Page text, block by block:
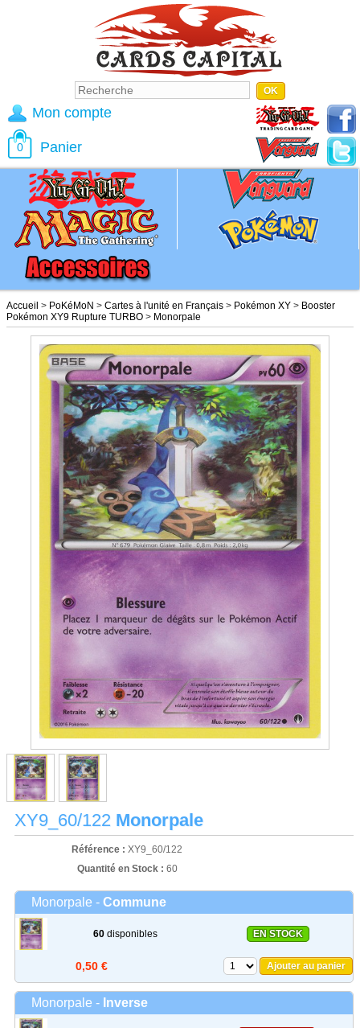
Accueil > PoKéMoN > Cartes à l'unité en Français > Pokémon XY > Booster
Pokémon XY9 Rupture TURBO > Monorpale
XY9_60/122 Monorpale
Référence : XY9_60/122
Quantité en Stock : 60
Monorpale - Commune
60disponibles EN STOCK
0,50 € Ajouter au panier
Monorpale - Inverse
Mon compte
0 Panier